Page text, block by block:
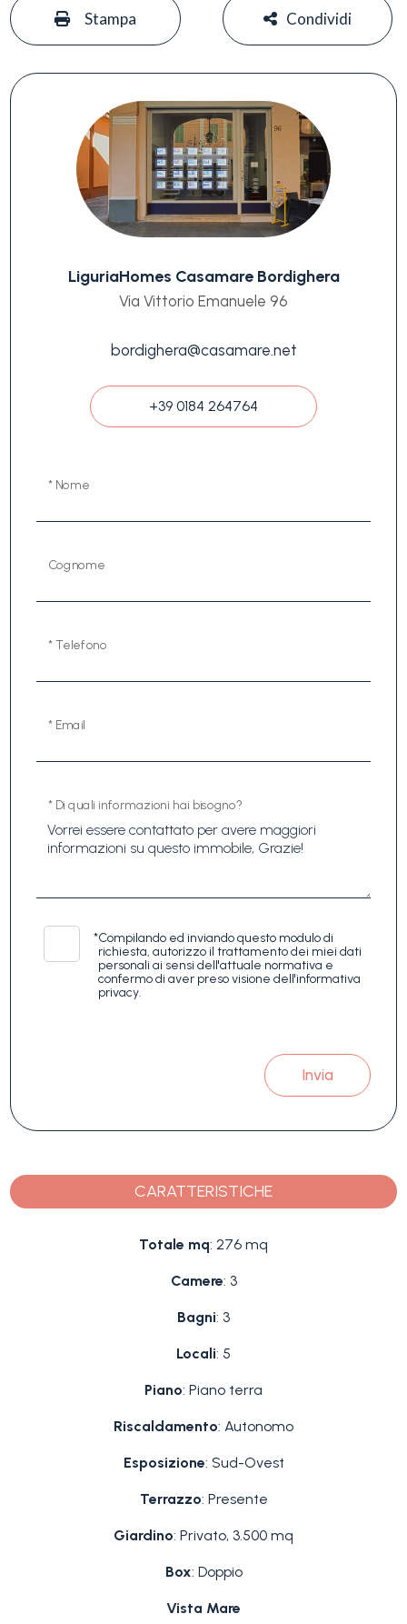
Stampa Condividi
LiguriaHomes Casamare Bordighera
Via Vittorio Emanuele 96
bordighera@casamare.net
+39 0184 264764
* Nome
Cognome
* Telefono
* Email
* Di quali informazioni hai bisogno?
*Compilando ed inviando questo modulo di
richiesta, autorizzo il trattamento dei miei dati
personali ai sensi dell'attuale normativa e
confermo di aver preso visione dell'informativa
privacy.
Invia
CARATTERISTICHE
Totale mq: 276 mq
Camere: 3
Bagni: 3
Locali: 5
Piano: Piano terra
Riscaldamento: Autonomo
Esposizione: Sud-Ovest
Terrazzo: Presente
Giardino: Privato, 3.500 mq
Box: Doppio
Vista Mare